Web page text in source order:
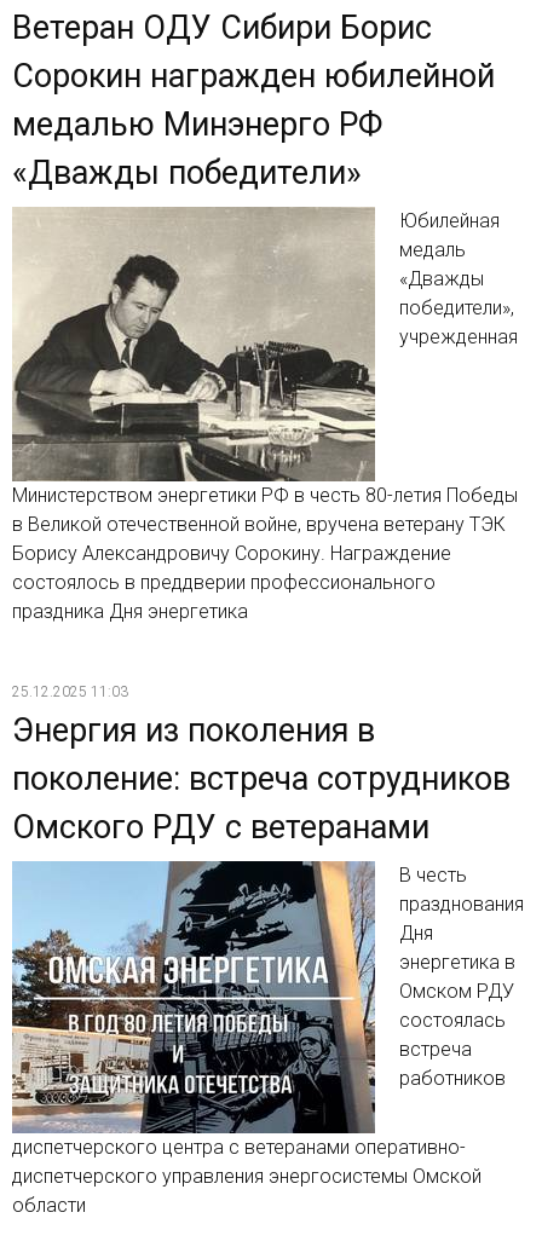
Ветеран ОДУ Сибири Борис
Сорокин награжден юбилейной
медалью Минэнерго РФ
«Дважды победители»
Юбилейная
медаль
«Дважды
победители»,
учрежденная
Министерством энергетики РФ в честь 80-летия Победы
в Великой отечественной войне, вручена ветерану ТЭК
Борису Александровичу Сорокину. Награждение
состоялось в преддверии профессионального
праздника Дня энергетика
25.12.2025 11:03
Энергия из поколения в
поколение: встреча сотрудников
Омского РДУ с ветеранами
В честь
празднования
Дня
энергетика в
Омском РДУ
состоялась
встреча
работников
диспетчерского центра с ветеранами оперативно-
диспетчерского управления энергосистемы Омской
области